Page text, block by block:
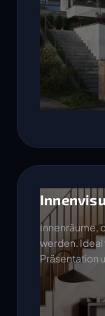
Innenräume,
werden.
Präsentation